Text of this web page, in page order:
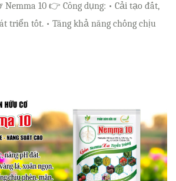
10 👉 Công dụng: • Cải tạo đất,
triển tốt. • Tăng khả năng chống chịu